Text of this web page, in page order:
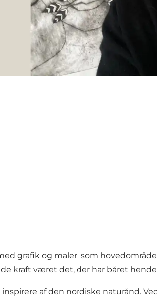
grafik og maleri som
kraft været det, der har båret
af den nordiske naturånd.